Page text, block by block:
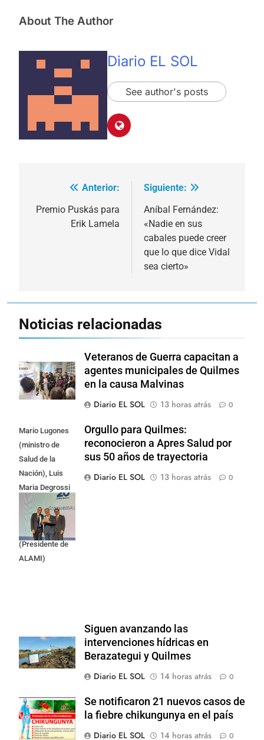
About The Author
Diario EL SOL
See author's posts
Navegación
de
Anterior:
Premio Puskás para
Erik Lamela
Siguiente:
Aníbal Fernández:
«Nadie en sus
cabales puede creer
que lo que dice Vidal
sea cierto»
Noticias relacionadas
Veteranos de Guerra capacitan a
agentes municipales de Quilmes
en la causa Malvinas
Diario EL SOL
13 horas atrás 0
Mario Lugones
(ministro de
Salud de la
Nación), Luis
Maria Degrossi
(Presidente de
Apres Salud) y
Cristian Mazza
(Presidente de
ALAMI)
Orgullo para Quilmes:
reconocieron a Apres Salud por
sus 50 años de trayectoria
Diario EL SOL
13 horas atrás 0
Siguen avanzando las
intervenciones hídricas en
Berazategui y Quilmes
Diario EL SOL
14 horas atrás 0
Se notificaron 21 nuevos casos de
la fiebre chikungunya en el país
Diario EL SOL
14 horas atrás 0